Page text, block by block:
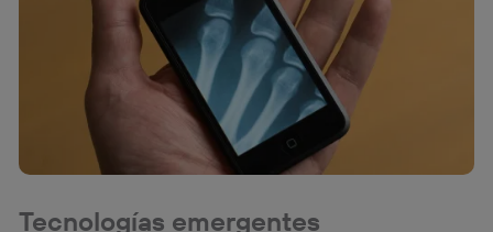
Tecnologías emergentes